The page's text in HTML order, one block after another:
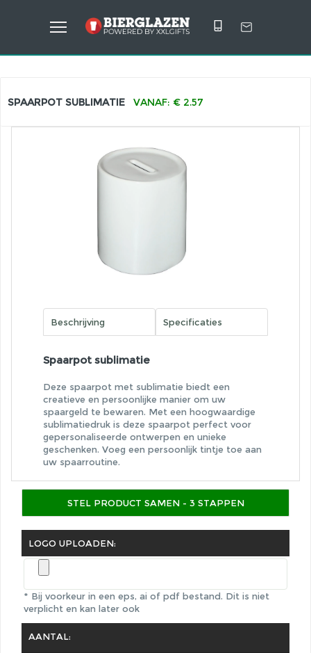
SPAARPOT SUBLIMATIE VANAF: € 2.57
Beschrijving Specificaties
Spaarpot sublimatie
Deze spaarpot met sublimatie biedt een
creatieve en persoonlijke manier om uw
spaargeld te bewaren. Met een hoogwaardige
sublimatiedruk is deze spaarpot perfect voor
gepersonaliseerde ontwerpen en unieke
geschenken. Voeg een persoonlijk tintje toe aan
uw spaarroutine.
STEL PRODUCT SAMEN - 3 STAPPEN
LOGO UPLOADEN:
* Bij voorkeur in een eps, ai of pdf bestand. Dit is niet
verplicht en kan later ook
AANTAL: